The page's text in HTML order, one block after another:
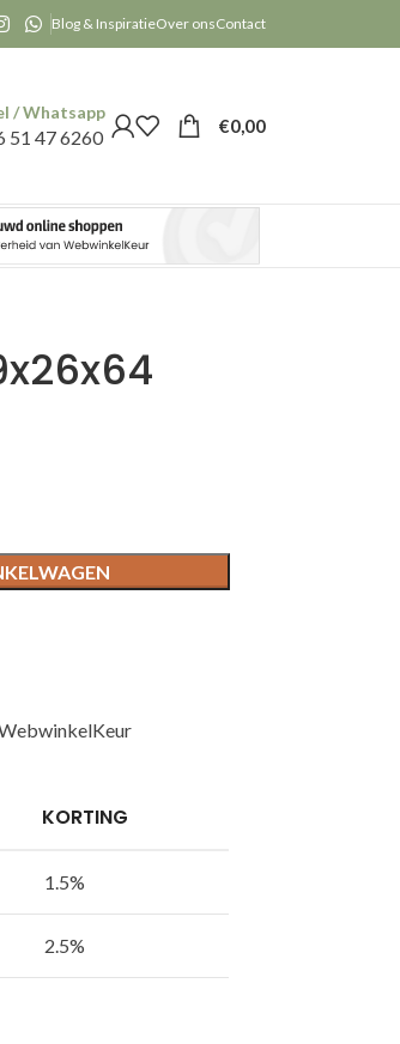
Blog & InspiratieOver onsContact
/ Whatsapp
51 47 6260
€0,00
KORTING
1.5%
2.5%